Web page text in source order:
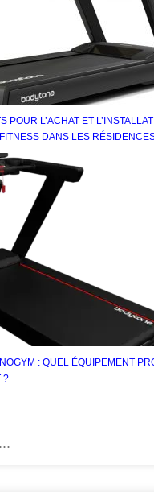
POUR L’ACHAT ET
DANS LES
: QUEL ÉQUIPEMENT
?